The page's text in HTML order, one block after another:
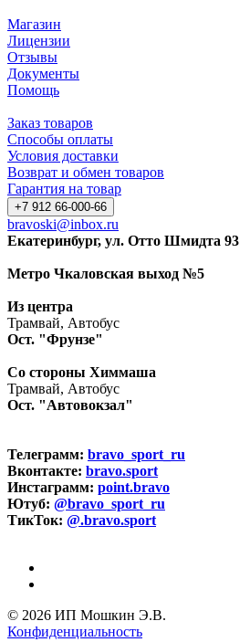
Магазин
Лицензии
Отзывы
Документы
Помощь
Заказ товаров
Способы оплаты
Условия доставки
Возврат и обмен товаров
Гарантия на товар
+7 912 66-000-66
bravoski@inbox.ru
Екатеринбург, ул. Отто Шмидта 93
Метро Чкаловская выход №5
Из центра
Трамвай, Автобус
Ост. "Фрунзе"
Со стороны Химмаша
Трамвай, Автобус
Ост. "Автовокзал"
Телеграмм: bravo_sport_ru
Вконтакте: bravo.sport
Инстаграмм: point.bravo
Ютуб: @bravo_sport_ru
ТикТок: @.bravo.sport
© 2026 ИП Мошкин Э.В.
Конфиденциальность